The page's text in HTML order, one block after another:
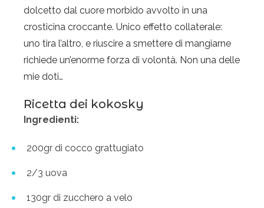
dolcetto dal cuore morbido avvolto in una
crosticina croccante. Unico effetto collaterale:
uno tira l’altro, e riuscire a smettere di mangiarne
richiede un’enorme forza di volontà. Non una delle
mie doti…
Ricetta dei kokosky
Ingredienti:
200gr di cocco grattugiato
2/3 uova
130gr di zucchero a velo